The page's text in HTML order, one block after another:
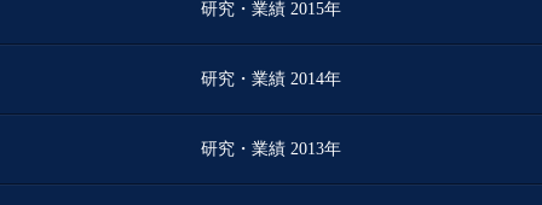
研究・業績 2015年
研究・業績 2014年
研究・業績 2013年